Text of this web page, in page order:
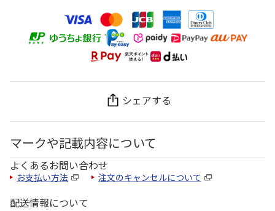
シェアする
マークや記載内容について
よくあるお問い合わせ
お支払い方法 注文のキャンセルについて
配送情報について